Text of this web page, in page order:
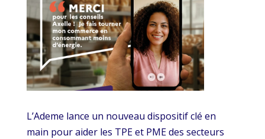
L’Ademe lance un nouveau dispositif clé en
main pour aider les TPE et PME des secteurs